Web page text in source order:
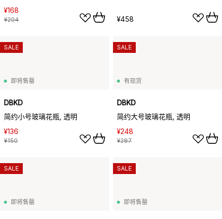
¥168
¥204 ¥458
即将售罄
DBKD
简约小号玻璃花瓶, 透明
¥136
¥150
SALE
有现货
DBKD
简约大号玻璃花瓶, 透明
¥248
¥287
SALE
即将售罄
SALE
即将售罄
SALE